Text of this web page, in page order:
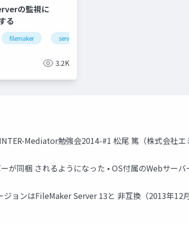
の監視に
る
filemaker server
3.2K
Mediator勉強会2014-#1 松尾 篤（株式会社エ
同梱 されるようになった • OS付属のWebサー
ョンはFileMaker Server 13と 非互換（2013年